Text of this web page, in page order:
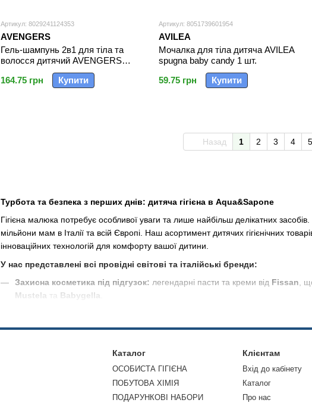
Турбота та безпека з перших днів: дитяча гігієна в Aqua&Sapone
Гігієна малюка потребує особливої уваги та лише найбільш делікатних засобів.
мільйони мам в Італії та всій Європі. Наш асортимент дитячих гігієнічних
інноваційних технологій для комфорту вашої дитини.
У нас представлені всі провідні світові та італійські бренди:
Захисна косметика під підгузок: легендарні пасти та креми від Fissan,
Mustela та Babygella
шкіру, зберігаючи її природний бар’єр.
та інших експертів, щоб ваше материнство було
Артикул: 8029241124353
AVENGERS
Гель-шампунь 2в1 для тіла та
волосся дитячий AVENGERS
ds/sh 250 мл.
164.75 грн
Купити
Артикул: 8051739601954
AVILEA
Мочалка для тіла дитяча AVILEA
spugna baby candy 1 шт.
59.75 грн
Купити
Назад 1 2 3 4 5
Каталог
ОСОБИСТА ГІГІЄНА
ПОБУТОВА ХІМІЯ
ПОДАРУНКОВІ НАБОРИ
Клієнтам
Вхід до кабінету
Каталог
Про нас